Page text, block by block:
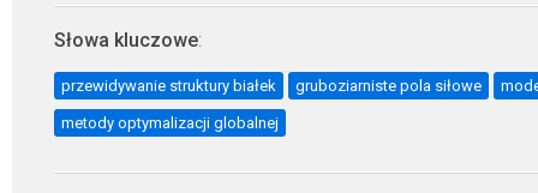
Słowa kluczowe:
przewidywanie struktury białek gruboziarniste pola siłowe
metody optymalizacji globalnej